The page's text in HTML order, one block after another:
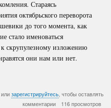
Стараясь
октябрьского переворота
до того момента, как
стало именоваться
скрупулезному изложению
они нам или нет.
или зарегистрируйтесь , чтобы оставлять
комментарии
116 просмотров